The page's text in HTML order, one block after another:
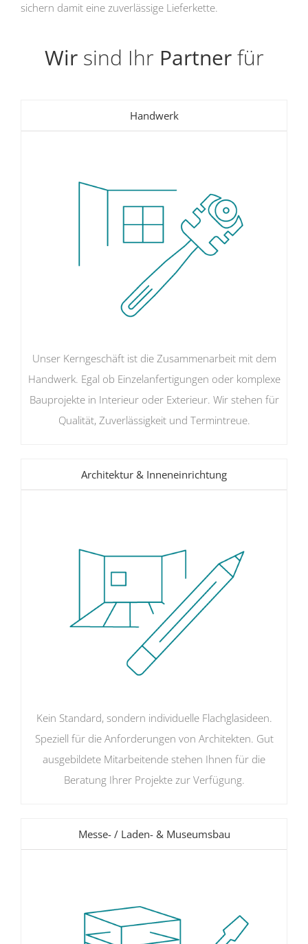
sichern damit eine zuverlässige Lieferkette.
Wirsind Ihr Partnerfür
Handwerk
Unser Kerngeschäft ist die Zusammenarbeit mit dem
Handwerk. Egal ob Einzelanfertigungen oder komplexe
Bauprojekte in Interieur oder Exterieur. Wir stehen für
Qualität, Zuverlässigkeit und Termintreue.
Architektur & Inneneinrichtung
Kein Standard, sondern individuelle Flachglasideen.
Speziell für die Anforderungen von Architekten. Gut
ausgebildete Mitarbeitende stehen Ihnen für die
Beratung Ihrer Projekte zur Verfügung.
Messe- / Laden- & Museumsbau